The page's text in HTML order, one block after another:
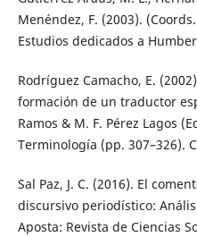
Menéndez, F. (2003).
Estudios dedicados a
Rodríguez Camacho, E.
formación de un traductor
Ramos & M. F. Pérez Lagos
Terminología (pp. 307–326).
Sal Paz, J. C. (2016). El
discursivo periodístico:
Aposta: Revista de Ciencias